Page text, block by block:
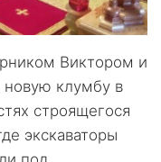
Виктором и
клумбу в
строящегося
экскаваторы